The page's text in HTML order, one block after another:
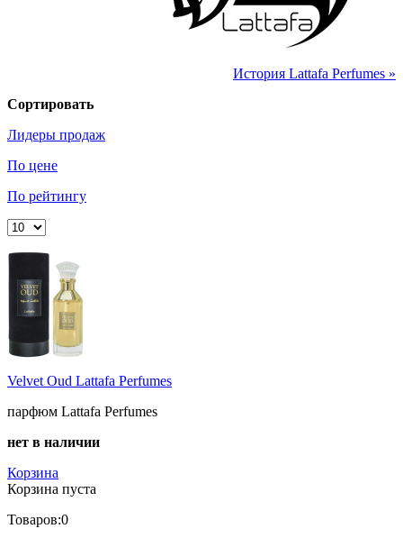
История Lattafa Perfumes »
Сортировать
Лидеры продаж
По цене
По рейтингу
Velvet Oud Lattafa Perfumes
парфюм Lattafa Perfumes
нет в наличии
Корзина
Корзина пуста
Товаров:0